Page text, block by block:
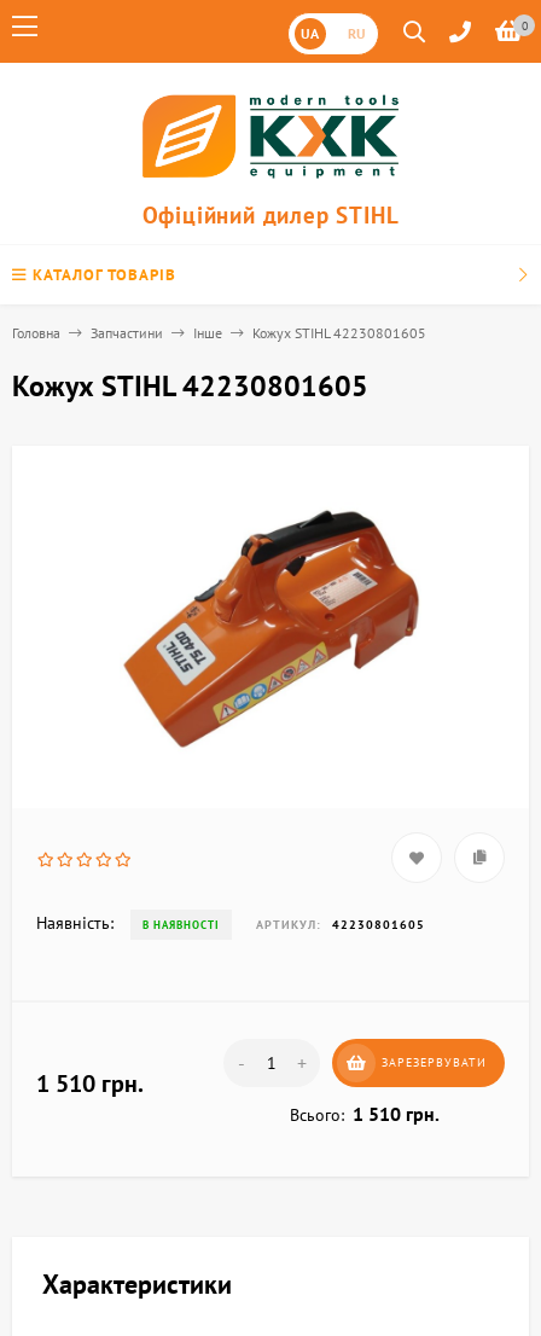
UA RU 0
Офіційний дилер STIHL
КАТАЛОГ ТОВАРІВ
Головна Запчастини Інше Кожух STIHL 42230801605
Кожух STIHL 42230801605
Наявність: В НАЯВНОСТІ АРТИКУЛ: 42230801605
1 510 грн.
- + ЗАРЕЗЕРВУВАТИ
Всього: 1 510 грн.
Характеристики